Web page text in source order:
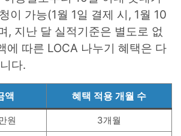
이 가능(1월 1일 결제 시, 1월 10
, 지난 달 실적기준은 별도로 없
에 따른 LOCA 나누기 혜택은 다
다.
액 혜택 적용 개월 수
원
3개월